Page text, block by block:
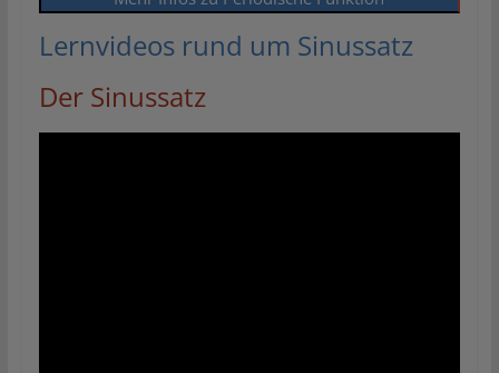
Lernvideos rund um Sinussatz
Der Sinussatz